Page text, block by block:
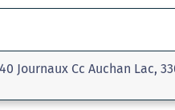
Journaux Cc Auchan Lac,